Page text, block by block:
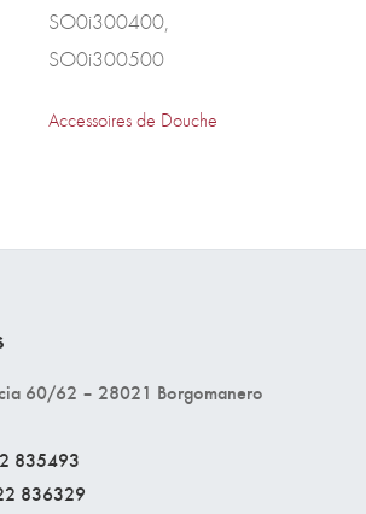
SO0i300400,
SO0i300500
Accessoires de Douche
60/62 – 28021 Borgomanero
835493
836329